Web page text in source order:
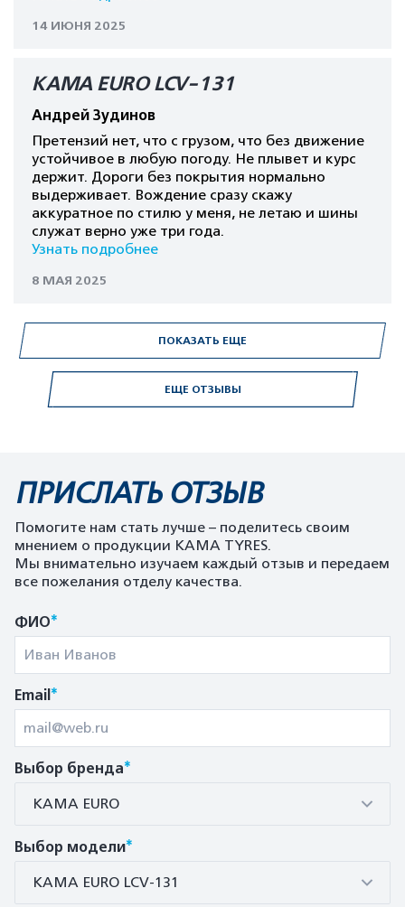
ЕЩЕ ОТЗЫВЫ
14 ИЮНЯ 2025
КАМА EURO LCV-131
Андрей Зудинов
Претензий нет, что с грузом, что без движение
устойчивое в любую погоду. Не плывет и курс
держит. Дороги без покрытия нормально
выдерживает. Вождение сразу скажу
аккуратное по стилю у меня, не летаю и шины
служат верно уже три года.
Узнать подробнее
8 МАЯ 2025
ПОКАЗАТЬ ЕЩЕ
ПРИСЛАТЬ ОТЗЫВ
Помогите нам стать лучше – поделитесь своим
мнением о продукции KAMA TYRES.
Мы внимательно изучаем каждый отзыв и передаем
все пожелания отделу качества.
ФИО*
Email*
Выбор бренда*
КАМА EURO
Выбор модели*
КАМА EURO LCV-131